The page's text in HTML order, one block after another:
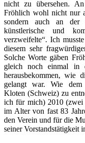
nicht zu übersehen.
Fröhlich wohl nicht nur
sondern auch an der
künstlerische und
verzweifelte“. Ich
diesem sehr
Solche Worte gäben
gleich noch einmal in
herausbekommen, wie
gelangt war. Wie dem
Kloten (Schweiz) zu
ich für mich) 2010 (zwei
im Alter von fast 83
den Verein und für die
seiner Vorstandstätigkeit